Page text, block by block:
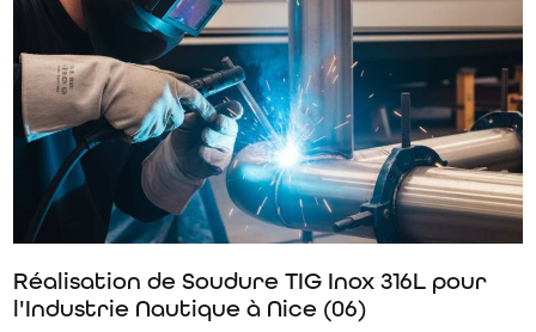
Réalisation de Soudure TIG Inox 316L pour
l'Industrie Nautique à Nice (06)